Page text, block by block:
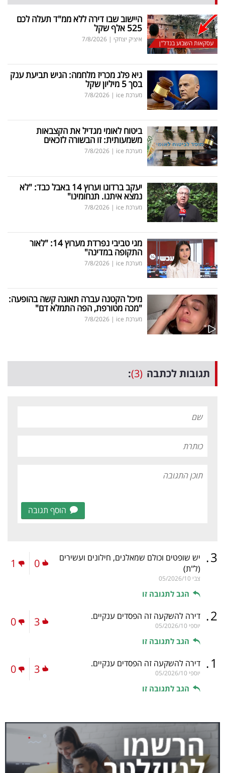
עסקאות השבוע בנדל"ן
היישוב שבו דירה ללא ממ"ד תעלה לכם
525 אלף שקל
איציק יצחקי |
7/8/2026
גיא פלג מכריז מלחמה: הגיש תביעת ענק
בסך 5 מיליון שקל
מערכת ice |
7/8/2026
ביטוח לאומי מגדיל את הקצבאות
משמעותית: זו הבשורה לזכאים
מערכת ice |
7/8/2026
יעקב ברדוגו וערוץ 14 באבל כבד: "לא
נמצא איתנו. תנחומינו"
מערכת ice |
7/8/2026
מגי טביבי נפרדת מערוץ 14: "לאור
התקופה במדינה"
מערכת ice |
7/8/2026
מיכל הקטנה עברה תאונה קשה בהופעה:
"מכה מטורפת, הפה התמלא דם"
מערכת ice |
7/8/2026
תגובות לכתבה (3)
:
הוסף תגובה
3
. יש שופטים וכולם שמאלנים, חילונים ועשירים
(ל"ת)
צבי 05/2026/10
הגב לתגובה זו
0
1
2
. דירה להשקעה זה הפסדים ענקיים.
יוספי 05/2026/10
הגב לתגובה זו
3
0
1
. דירה להשקעה זה הפסדים ענקיים.
יוספי 05/2026/10
הגב לתגובה זו
3
0